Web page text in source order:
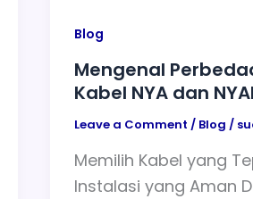
Blog
Mengenal
Kabel NYA dan
Leave a Comment / Blog /
Memilih Kabel yang
Instalasi yang Aman